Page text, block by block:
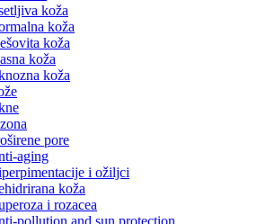
koža
koža
koža
koža
koža
pore
aging
i ožiljci
koža
i rozacea
pollution and sun protection